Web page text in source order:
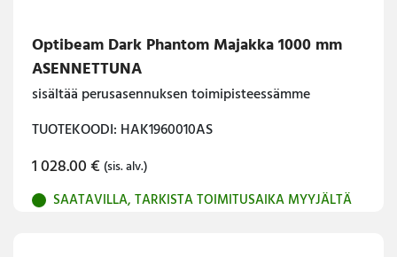
Optibeam Dark Phantom Majakka 1000 mm
ASENNETTUNA
sisältää perusasennuksen toimipisteessämme
TUOTEKOODI: HAK1960010AS
1 028.00€ (sis. alv.)
SAATAVILLA, TARKISTA TOIMITUSAIKA MYYJÄLTÄ